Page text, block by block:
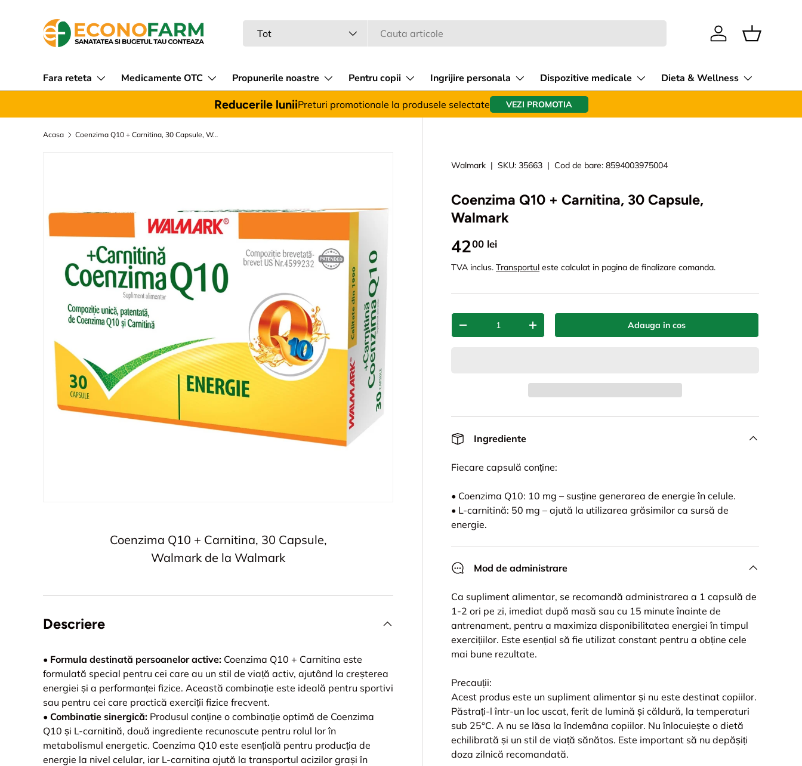
Sari la continut
Tot Intra in cont
Cos
Fara reteta Medicamente OTC Propunerile noastre Pentru copii Ingrijire personala Dispozitive medicale Dieta & Wellness
Reducerile luniiPreturi promotionale la produsele selectate VEZI PROMOTIA
Acasa Coenzima Q10 + Carnitina, 30 Capsule, Walmark
Walmark | SKU: 35663 | Cod de bare: 8594003975004
Coenzima Q10 + Carnitina, 30 Capsule,
Walmark
4200 lei
TVA inclus. Transportul este calculat in pagina de finalizare comanda.
Cant.
-
+ Adauga in cos
Ingrediente
Fiecare capsulă conține:
• Coenzima Q10: 10 mg – susține generarea de energie în celule.
• L-carnitină: 50 mg – ajută la utilizarea grăsimilor ca sursă de
energie.
Mod de administrare
Ca supliment alimentar, se recomandă administrarea a 1 capsulă de
1-2 ori pe zi, imediat după masă sau cu 15 minute înainte de
antrenament, pentru a maximiza disponibilitatea energiei în timpul
exercițiilor. Este esențial să fie utilizat constant pentru a obține cele
mai bune rezultate.
Precauții:
Acest produs este un supliment alimentar și nu este destinat copiilor.
Păstrați-l într-un loc uscat, ferit de lumină și căldură, la temperaturi
sub 25°C. A nu se lăsa la îndemâna copiilor. Nu înlocuiește o dietă
echilibrată și un stil de viață sănătos. Este important să nu depășiți
doza zilnică recomandată.
Coenzima Q10 + Carnitina, 30 Capsule,
Walmark de la Walmark
Descriere
• Formula destinată persoanelor active: Coenzima Q10 + Carnitina este
formulată special pentru cei care au un stil de viață activ, ajutând la creșterea
energiei și a performanței fizice. Această combinație este ideală pentru sportivi
sau pentru cei care practică exerciții fizice frecvent.
• Combinatie sinergică: Produsul conține o combinație optimă de Coenzima
Q10 și L-carnitină, două ingrediente recunoscute pentru rolul lor în
metabolismul energetic. Coenzima Q10 este esențială pentru producția de
energie la nivel celular, iar L-carnitina ajută la transportul acizilor grași în